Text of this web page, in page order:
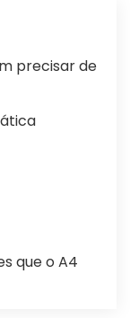
precisar de
que o A4